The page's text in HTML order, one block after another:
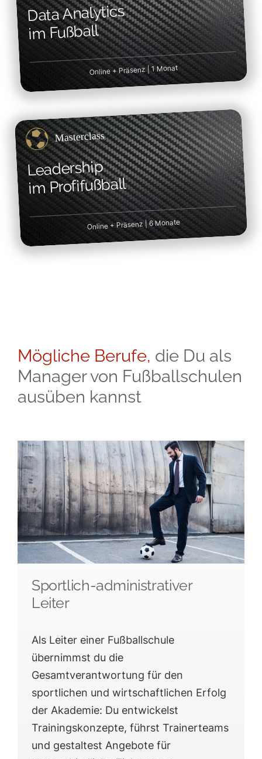
Data Analytics
im Fußball
Online + Präsenz | 1 Monat
Masterclass
Leadership
im Profifußball
Online + Präsenz | 6 Monate
Mögliche Berufe, die Du als
Manager von Fußballschulen
ausüben kannst
Sportlich-administrativer
Leiter
Als Leiter einer Fußballschule
übernimmst du die
Gesamtverantwortung für den
sportlichen und wirtschaftlichen Erfolg
der Akademie: Du entwickelst
Trainingskonzepte, führst Trainerteams
und gestaltest Angebote für